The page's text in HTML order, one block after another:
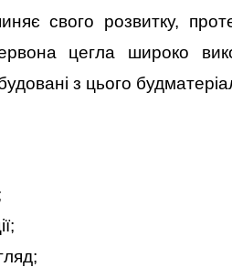
свого розвитку,
цегла широко
з цього